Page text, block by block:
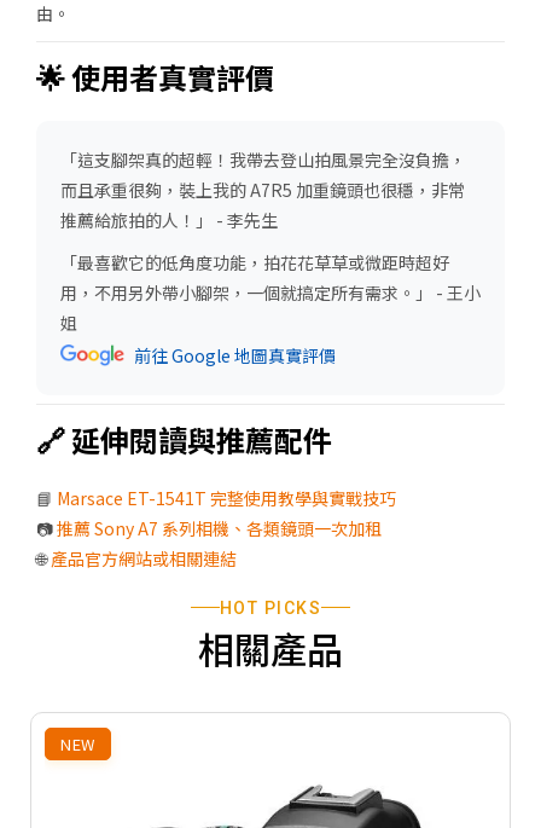
由。
🌟 使用者真實評價
「這支腳架真的超輕！我帶去登山拍風景完全沒負擔，
而且承重很夠，裝上我的 A7R5 加重鏡頭也很穩，非常
推薦給旅拍的人！」 - 李先生
「最喜歡它的低角度功能，拍花花草草或微距時超好
用，不用另外帶小腳架，一個就搞定所有需求。」 - 王小
姐
前往 Google 地圖真實評價
🔗 延伸閱讀與推薦配件
📘 Marsace ET-1541T 完整使用教學與實戰技巧
📷推薦 Sony A7 系列相機、各類鏡頭一次加租
🌐產品官方網站或相關連結
HOT PICKS
相關產品